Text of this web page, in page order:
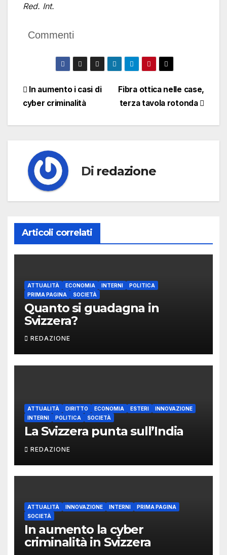
Red. Int.
Commenti
Navigazione
articoli
Fibra ottica nelle case,
terza tavola rotonda
In aumento i casi di
cyber criminalità
Di redazione
Articoli correlati
ATTUALITÀ ECONOMIA INTERNI
POLITICA
PRIMA PAGINA
SOCIETÀ
Quanto si guadagna in
Svizzera?
REDAZIONE
ATTUALITÀ DIRITTO ECONOMIA ESTERI
INNOVAZIONE
INTERNI
POLITICA SOCIETÀ
La Svizzera punta sull’India
REDAZIONE
ATTUALITÀ INNOVAZIONE INTERNI
PRIMA PAGINA
SOCIETÀ
In aumento la cyber
criminalità in Svizzera